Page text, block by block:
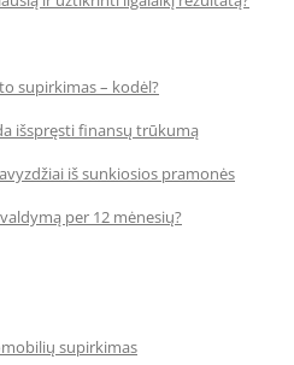
supirkimas – kodėl?
išspręsti finansų trūkumą
iš sunkiosios pramonės
per 12 mėnesių?
supirkimas